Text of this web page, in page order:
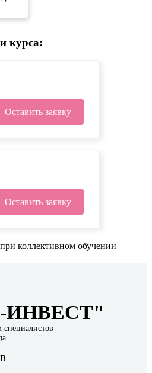
курса:
Оставить заявку
Оставить заявку
коллективном обучении